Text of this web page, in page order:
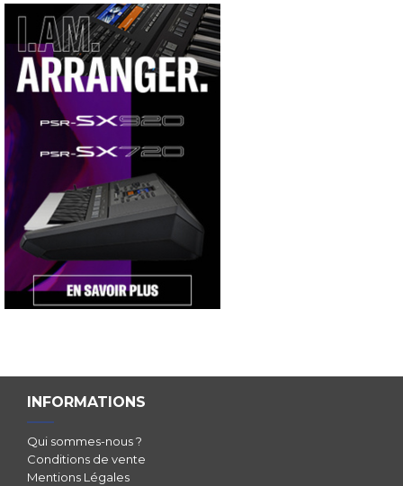
INFORMATIONS
Qui sommes-nous ?
Conditions de vente
Mentions Légales